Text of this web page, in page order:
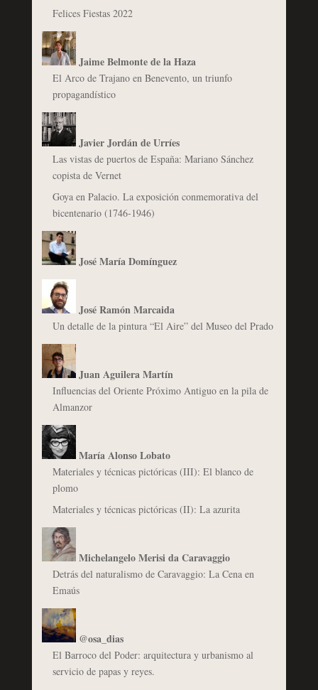
Felices Fiestas 2022
Jaime Belmonte de la Haza
El Arco de Trajano en Benevento, un triunfo
propagandístico
Javier Jordán de Urríes
Las vistas de puertos de España: Mariano Sánchez
copista de Vernet
Goya en Palacio. La exposición conmemorativa del
bicentenario (1746-1946)
José María Domínguez
José Ramón Marcaida
Un detalle de la pintura “El Aire” del Museo del Prado
Juan Aguilera Martín
Influencias del Oriente Próximo Antiguo en la pila de
Almanzor
María Alonso Lobato
Materiales y técnicas pictóricas (III): El blanco de
plomo
Materiales y técnicas pictóricas (II): La azurita
Michelangelo Merisi da Caravaggio
Detrás del naturalismo de Caravaggio: La Cena en
Emaús
@osa_dias
El Barroco del Poder: arquitectura y urbanismo al
servicio de papas y reyes.